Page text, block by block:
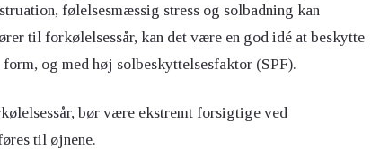
følelsesmæssig stress og solbadning kan
til forkølelsessår, kan det være en god idé at beskytte
og med høj solbeskyttelsesfaktor (SPF).
bør være ekstremt forsigtige ved
til øjnene.